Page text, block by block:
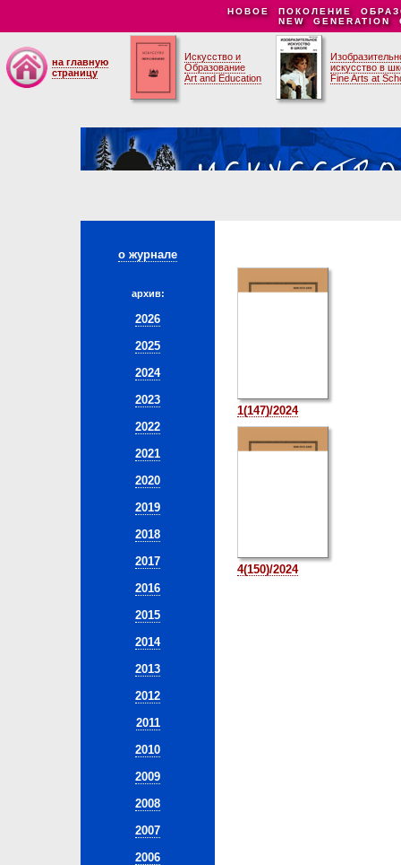
НОВОЕ ПОКОЛЕНИЕ
NEW GENERATION
на главную
страницу
Искусство и
Образование
Art and Education
искусство в
Fine Arts at
о журнале
архив:
2026
2025
2024
2023
2022
2021
2020
2019
2018
2017
2016
2015
2014
2013
2012
2011
2010
2009
2008
2007
2006
1(147)/2024
4(150)/2024